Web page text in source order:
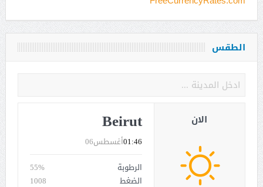
الطقس
Beirut
أغسطس0601:46
الرطوبة
55%
الضغط
1008
الان